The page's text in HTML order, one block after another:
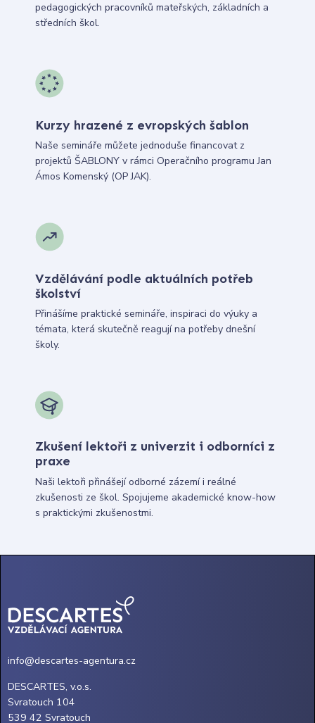
pedagogických pracovníků mateřských, základních a
středních škol.
Kurzy hrazené z evropských šablon
Naše semináře můžete jednoduše financovat z
projektů ŠABLONY v rámci Operačního programu Jan
Ámos Komenský (OP JAK).
Vzdělávání podle aktuálních potřeb
školství
Přinášíme praktické semináře, inspiraci do výuky a
témata, která skutečně reagují na potřeby dnešní
školy.
Zkušení lektoři z univerzit i odborníci z
praxe
Naši lektoři přinášejí odborné zázemí i reálné
zkušenosti ze škol. Spojujeme akademické know-how
s praktickými zkušenostmi.
info@descartes-agentura.cz
DESCARTES, v.o.s.
Svratouch 104
539 42 Svratouch